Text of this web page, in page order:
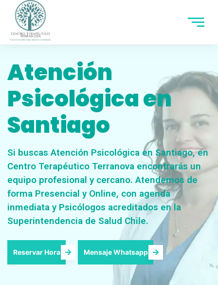
Atención
Psicológica en
Santiago
Si buscas Atención Psicológica en Santiago, en
Centro Terapéutico Terranova encontrarás un
equipo profesional y cercano. Atendemos de
forma Presencial y Online, con agenda
inmediata y Psicólogos acreditados en la
Superintendencia de Salud Chile.
Reservar Hora Mensaje Whatsapp